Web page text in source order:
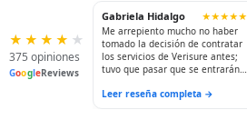
★ ★ ★ ★ ★
375 opiniones
GoogleReviews
Gabriela Hidalgo
★★★★★
Me arrepiento mucho no haber
tomado la decisión de contratar
los servicios de Verisure antes;
tuvo que pasar que se entrarán
puedo dormir tranquila; salir a
Leer reseña completa →